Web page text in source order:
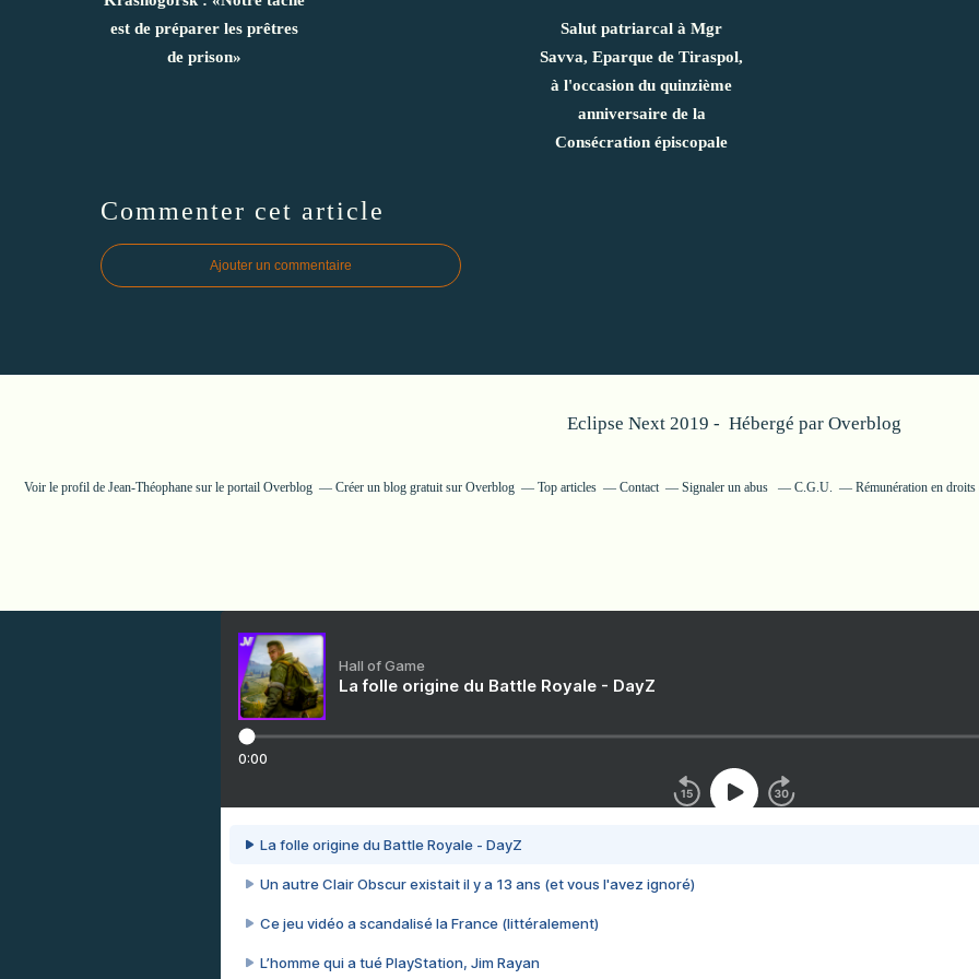
est de préparer les prêtres
de prison»
Salut patriarcal à Mgr
Savva, Eparque de Tiraspol,
à l'occasion du quinzième
anniversaire de la
Consécration épiscopale
Commenter cet article
Ajouter un commentaire
Eclipse Next 2019 - Hébergé par Overblog
Voir le profil de Jean-Théophane sur le portail Overblog Créer un blog gratuit sur Overblog Top articles Contact Signaler un abus C.G.U. Rémunération en droits
Hall of Game
La folle origine du Battle Royale - DayZ
0:00
La folle origine du Battle Royale - DayZ
Un autre Clair Obscur existait il y a 13 ans (et vous l'avez ignoré)
Ce jeu vidéo a scandalisé la France (littéralement)
L’homme qui a tué PlayStation, Jim Rayan